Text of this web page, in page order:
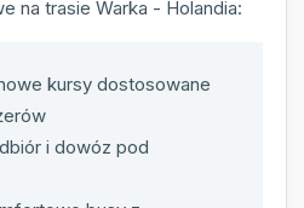
na trasie Warka - Holandia:
kursy dostosowane
i dowóz pod